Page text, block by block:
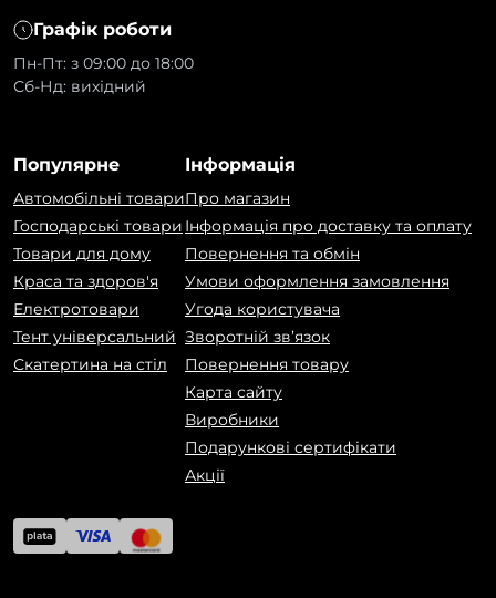
Графік роботи
Пн-Пт: з 09:00 до 18:00
Сб-Нд: вихідний
Популярне
Автомобільні товари
Господарські товари
Товари для дому
Краса та здоров'я
Електротовари
Тент універсальний
Скатертина на стіл
Інформація
Про магазин
Інформація про доставку та оплату
Повернення та обмін
Умови оформлення замовлення
Угода користувача
Зворотній зв’язок
Повернення товару
Карта сайту
Виробники
Подарункові сертифікати
Акції